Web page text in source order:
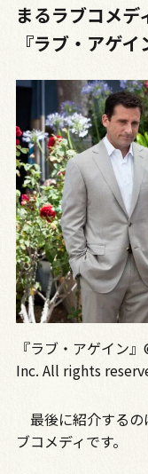
まるラブコメデ
『ラブ・アゲイ
『ラブ・アゲイン
Inc. All rights
最後に紹介するの
ブコメディです。